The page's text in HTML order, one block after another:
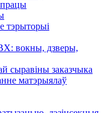
працы
тэрыторыі
вокны, дзверы,
сыравіны заказчыка
матэрыялаў